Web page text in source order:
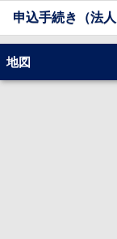
申込手続き（法人
地図